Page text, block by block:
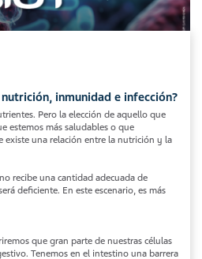
inmunidad e infección?
Pero la elección de aquello que
estemos más saludables o que
existe una relación entre la nutrición y la
recibe una cantidad adecuada de
deficiente. En este escenario, es más
que gran parte de nuestras células
Tenemos en el intestino una barrera